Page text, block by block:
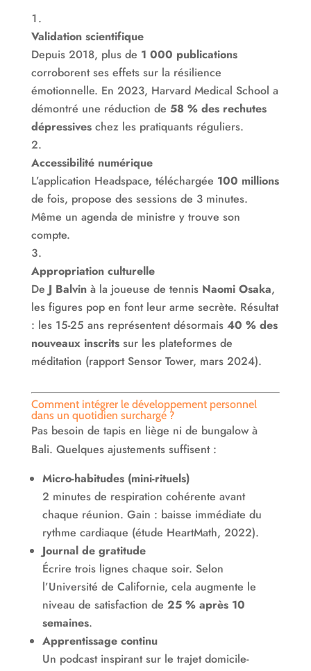
Validation scientifique
Depuis 2018, plus de 1 000 publications
corroborent ses effets sur la résilience
émotionnelle. En 2023, Harvard Medical School a
démontré une réduction de 58 % des rechutes
dépressiveschez les pratiquants réguliers.
Accessibilité numérique
L’application Headspace, téléchargée 100 millions
de fois, propose des sessions de 3 minutes.
Même un agenda de ministre y trouve son
compte.
Appropriation culturelle
De J Balvinà la joueuse de tennis Naomi Osaka,
les figures pop en font leur arme secrète. Résultat
: les 15-25 ans représentent désormais 40 % des
nouveaux inscritssur les plateformes de
méditation (rapport Sensor Tower, mars 2024).
Comment intégrer le développement personnel
dans un quotidien surchargé ?
Pas besoin de tapis en liège ni de bungalow à
Bali. Quelques ajustements suffisent :
Micro-habitudes (mini-rituels)
2 minutes de respiration cohérente avant
chaque réunion. Gain : baisse immédiate du
rythme cardiaque (étude HeartMath, 2022).
Journal de gratitude
Écrire trois lignes chaque soir. Selon
l’Université de Californie, cela augmente le
niveau de satisfaction de 25 % après 10
semaines.
Apprentissage continu
Un podcast inspirant sur le trajet domicile-